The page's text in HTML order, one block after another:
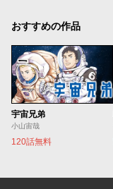
おすすめの作品
宇宙兄弟
小山宙哉
120話無料